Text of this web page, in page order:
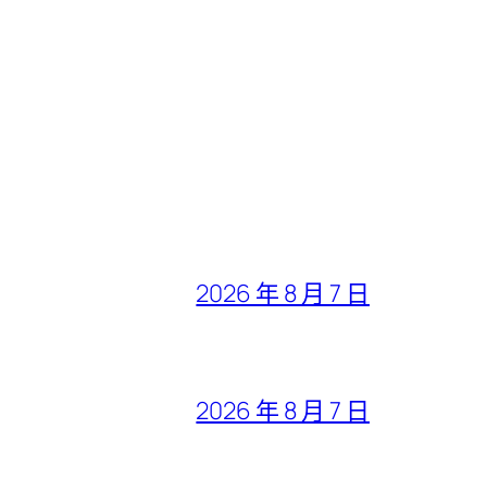
2026 年 8 月 7 日
2026 年 8 月 7 日